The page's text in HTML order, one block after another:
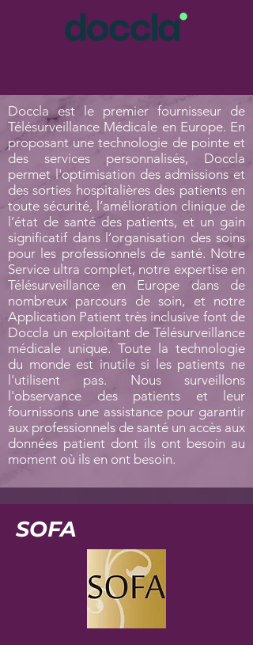
Doccla est le premier fournisseur de
Télésurveillance Médicale en Europe. En
proposant une technologie de pointe et
des services personnalisés, Doccla
permet l'optimisation des admissions et
des sorties hospitalières des patients en
toute sécurité, l’amélioration clinique de
l’état de santé des patients, et un gain
significatif dans l’organisation des soins
pour les professionnels de santé. Notre
Service ultra complet, notre expertise en
Télésurveillance en Europe dans de
nombreux parcours de soin, et notre
Application Patient très inclusive font de
Doccla un exploitant de Télésurveillance
médicale unique. Toute la technologie
du monde est inutile si les patients ne
l'utilisent pas. Nous surveillons
l'observance des patients et leur
fournissons une assistance pour garantir
aux professionnels de santé un accès aux
données patient dont ils ont besoin au
moment où ils en ont besoin.
SOFA